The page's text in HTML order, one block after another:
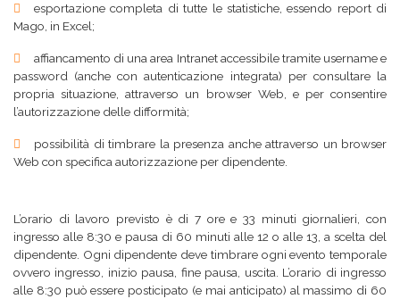
esportazione completa di tutte le statistiche, essendo report di
Mago, in Excel;
affiancamento di una area Intranet accessibile tramite username e
password (anche con autenticazione integrata) per consultare la
propria situazione, attraverso un browser Web, e per consentire
l’autorizzazione delle difformità;
possibilità di timbrare la presenza anche attraverso un browser
Web con specifica autorizzazione per dipendente.
L’orario di lavoro previsto è di 7 ore e 33 minuti giornalieri, con
ingresso alle 8:30 e pausa di 60 minuti alle 12 o alle 13, a scelta del
dipendente. Ogni dipendente deve timbrare ogni evento temporale
ovvero ingresso, inizio pausa, fine pausa, uscita. L’orario di ingresso
alle 8:30 può essere posticipato (e mai anticipato) al massimo di 60